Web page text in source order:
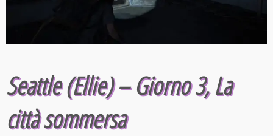
Seattle (Ellie) – Giorno 3, La
città sommersa